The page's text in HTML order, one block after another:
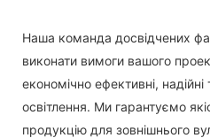
Наша команда досвідчених
виконати вимоги вашого
економічно ефективні,
освітлення. Ми гарантуємо
продукцію для зовнішнього